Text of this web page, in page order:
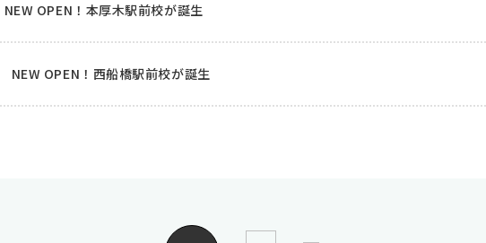
NEW OPEN！本厚木駅前校が誕生
NEW OPEN！西船橋駅前校が誕生